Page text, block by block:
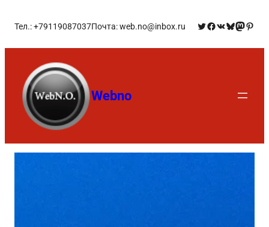
Тел.: +79119087037Почта: web.no@inbox.ru
Webno